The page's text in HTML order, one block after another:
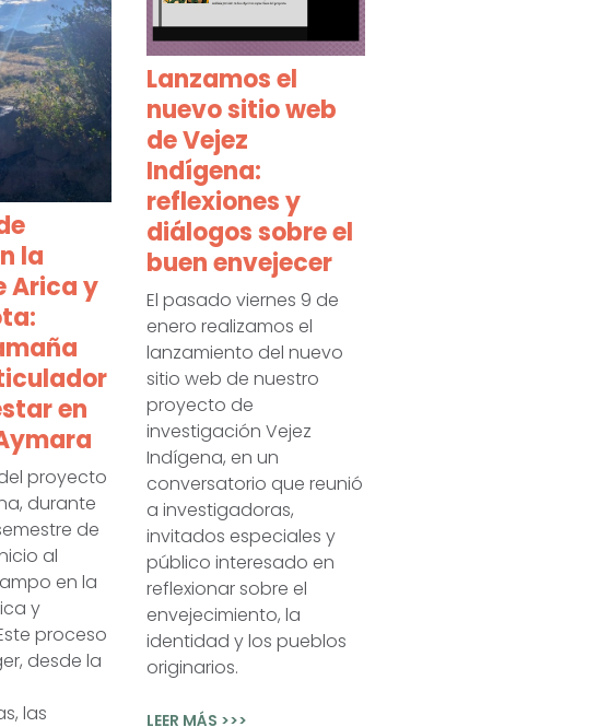
la
Arica y
en
proyecto
durante
de
al
en la
y
proceso
desde la
las
Lanzamos el
nuevo sitio web
de Vejez
Indígena:
reflexiones y
diálogos sobre el
buen envejecer
El pasado viernes 9 de
enero realizamos el
lanzamiento del nuevo
sitio web de nuestro
proyecto de
investigación Vejez
Indígena, en un
conversatorio que reunió
a investigadoras,
invitados especiales y
público interesado en
reflexionar sobre el
envejecimiento, la
identidad y los pueblos
originarios.
LEER MÁS >>>